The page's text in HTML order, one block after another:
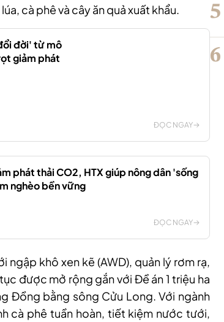
cà phê và cây ăn quả xuất khẩu.
đời' từ mô
giảm phát
ĐỌC NGAY
phát thải CO2, HTX giúp nông dân 'sống
nghèo bền vững
ĐỌC NGAY
khô xen kẽ (AWD), quản lý rơm rạ,
được mở rộng gắn với Đề án 1 triệu ha
Đồng bằng sông Cửu Long. Với ngành
cà phê tuần hoàn, tiết kiệm nước tưới,
5
6